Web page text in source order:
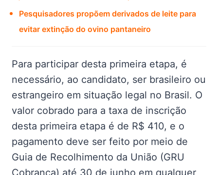
Pesquisadores propõem derivados de leite para
evitar extinção do ovino pantaneiro
Para participar desta primeira etapa, é
necessário, ao candidato, ser brasileiro ou
estrangeiro em situação legal no Brasil. O
valor cobrado para a taxa de inscrição
desta primeira etapa é de R$ 410, e o
pagamento deve ser feito por meio de
Guia de Recolhimento da União (GRU
Cobrança) até 30 de junho em qualquer